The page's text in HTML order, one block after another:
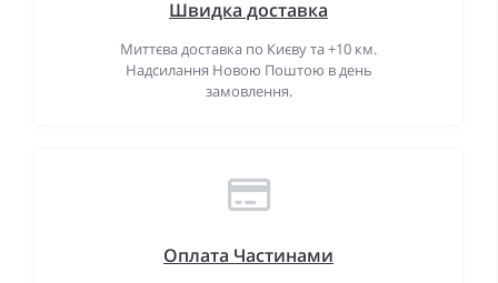
Швидка доставка
Миттєва доставка по Києву та +10 км.
Надсилання Новою Поштою в день
замовлення.
Оплата Частинами